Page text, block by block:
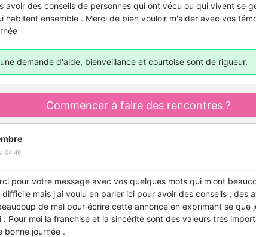
avoir des conseils de personnes qui ont vécu ou qui vivent se
habitent ensemble . Merci de bien vouloir m'aider avec vos
demande d'aide, bienveillance et courtoise sont de rigueur.
Commencer à faire des rencontres ?
04:49
pour votre message avec vos quelques mots qui m'ont
mais j'ai voulu en parler ici pour avoir des conseils , des
de mal pour écrire cette annonce en exprimant se que
Pour moi la franchise et la sincérité sont des valeurs très
bonne journée .